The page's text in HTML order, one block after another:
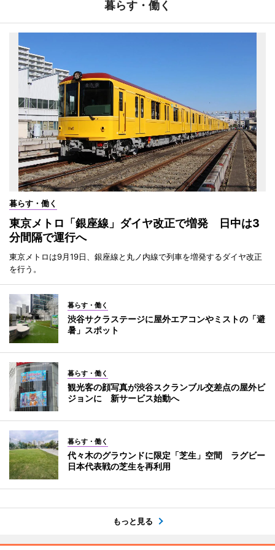
暮らす・働く
暮らす・働く
東京メトロ「銀座線」ダイヤ改正で増発 日中は3
分間隔で運行へ
東京メトロは9月19日、銀座線と丸ノ内線で列車を増発するダイヤ改正
を行う。
暮らす・働く
渋谷サクラステージに屋外エアコンやミストの「避
暑」スポット
暮らす・働く
観光客の顔写真が渋谷スクランブル交差点の屋外ビ
ジョンに 新サービス始動へ
暮らす・働く
代々木のグラウンドに限定「芝生」空間 ラグビー
日本代表戦の芝生を再利用
もっと見る